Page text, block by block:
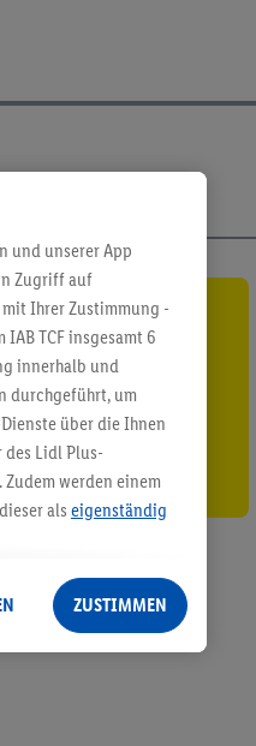
und unserer App
Zugriff auf
Ihrer Zustimmung -
TCF insgesamt 6
innerhalb und
durchgeführt, um
über die Ihnen
Lidl Plus-
werden einem
als eigenständig
Lidl-Dienste, Ihr
- sowie Ihre
dem Speichern von
ZUSTIMMEN